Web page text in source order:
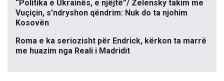
“Politika e Ukrainës, e njëjtë”/ Zelensky takim me
Vuçiçin, s’ndryshon qëndrim: Nuk do ta njohim
Kosovën
Roma e ka seriozisht për Endrick, kërkon ta marrë
me huazim nga Reali i Madridit